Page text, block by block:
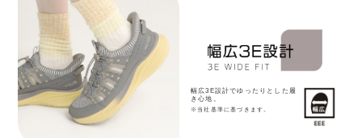
幅広3E設計でゆったりとした履
き心地。
※当社基準に基づきます。